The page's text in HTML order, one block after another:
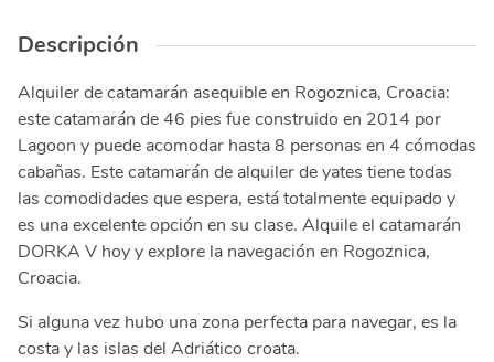
Descripción
Alquiler de catamarán asequible en Rogoznica, Croacia:
este catamarán de 46 pies fue construido en 2014 por
Lagoon y puede acomodar hasta 8 personas en 4 cómodas
cabañas. Este catamarán de alquiler de yates tiene todas
las comodidades que espera, está totalmente equipado y
es una excelente opción en su clase. Alquile el catamarán
DORKA V hoy y explore la navegación en Rogoznica,
Croacia.
Si alguna vez hubo una zona perfecta para navegar, es la
costa y las islas del Adriático croata.